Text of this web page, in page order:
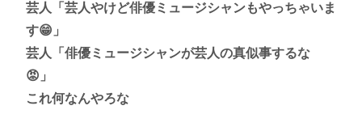
芸人「芸人やけど俳優ミュージシャンもやっちゃいま
す😁」
芸人「俳優ミュージシャンが芸人の真似事するな
😡」
これ何なんやろな